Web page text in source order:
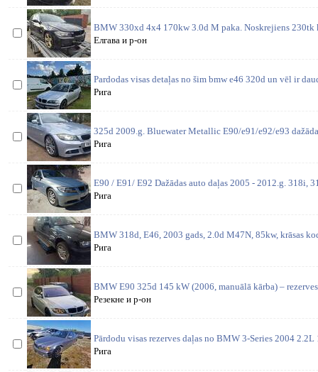
BMW 330xd 4x4 170kw 3.0d M paka. Noskrejiens 230tk
Елгава и р-он
Pardodas visas detaļas no šim bmw e46 320d un vēl ir
Рига
325d 2009.g. Bluewater Metallic E90/e91/e92/e93
Рига
E90 / E91/ E92 Dažādas auto daļas 2005 - 2012.g. 318i,
Рига
BMW 318d, E46, 2003 gads, 2.0d M47N, 85kw, krāsas
Рига
BMW E90 325d 145 kW (2006, manuālā kārba) –
Резекне и р-он
Pārdodu visas rezerves daļas no BMW 3-Series 2004
Рига